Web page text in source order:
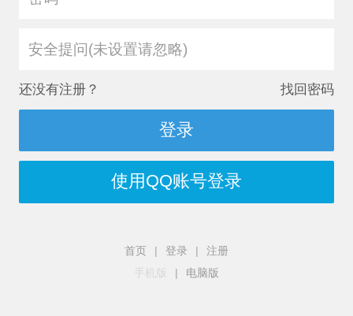
安全提问(未设置请忽略)
还没有注册？ 找回密码
登录
使用QQ账号登录
首页 | 登录 |
注册
手机版
| 电脑版